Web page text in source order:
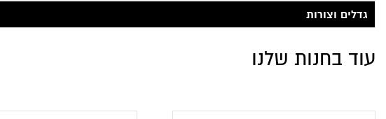
גדלים וצורות
עוד בחנות שלנו